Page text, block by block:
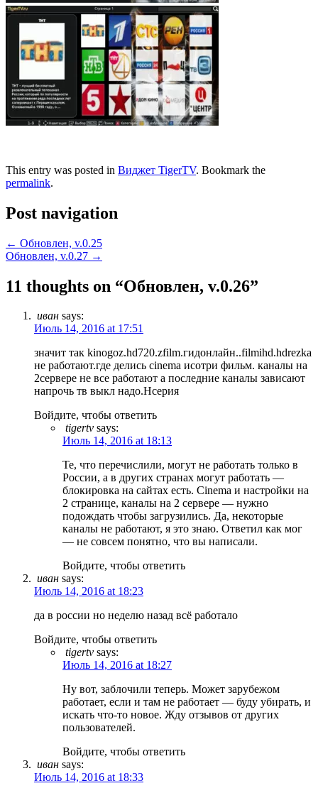
This entry was posted in Виджет TigerTV. Bookmark the
permalink.
Post navigation
← Обновлен, v.0.25
Обновлен, v.0.27 →
11 thoughts on “Обновлен, v.0.26”
иван says:
Июль 14, 2016 at 17:51
значит так kinogoz.hd720.zfilm.гидонлайн..filmihd.hdrezka
не работают.где делись cinema исотри фильм. каналы на
2сервере не все работают а последние каналы зависают
напрочь тв выкл надо.Hсерия
Войдите, чтобы ответить
tigertv says:
Июль 14, 2016 at 18:13
Те, что перечислили, могут не работать только в
России, а в других странах могут работать —
блокировка на сайтах есть. Cinema и настройки на
2 странице, каналы на 2 сервере — нужно
подождать чтобы загрузились. Да, некоторые
каналы не работают, я это знаю. Ответил как мог
— не совсем понятно, что вы написали.
Войдите, чтобы ответить
иван says:
Июль 14, 2016 at 18:23
да в россии но неделю назад всё работало
Войдите, чтобы ответить
tigertv says:
Июль 14, 2016 at 18:27
Ну вот, заблочили теперь. Может зарубежом
работает, если и там не работает — буду убирать, и
искать что-то новое. Жду отзывов от других
пользователей.
Войдите, чтобы ответить
иван says:
Июль 14, 2016 at 18:33